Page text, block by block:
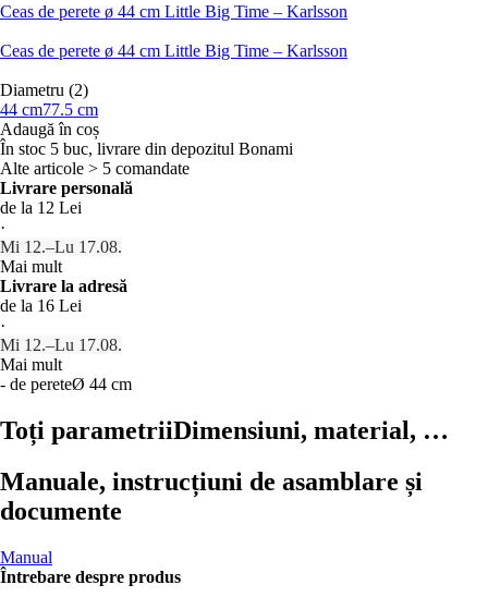
Ceas de perete ø 44 cm Little Big Time – Karlsson
Ceas de perete ø 44 cm Little Big Time – Karlsson
Diametru (2)
44 cm77.5 cm
Adaugă în coș
În stoc 5 buc, livrare din depozitul Bonami
Alte articole > 5 comandate
Livrare personală
de la 12 Lei
·
Mi 12.–Lu 17.08.
Mai mult
Livrare la adresă
de la 16 Lei
·
Mi 12.–Lu 17.08.
Mai mult
- de pereteØ 44 cm
Toți parametriiDimensiuni, material, …
Manuale, instrucțiuni de asamblare și
documente
Manual
Întrebare despre produs